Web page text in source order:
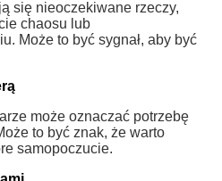
się nieoczekiwane rzeczy,
chaosu lub
Może to być sygnał, aby być
może oznaczać potrzebę
to być znak, że warto
samopoczucie.